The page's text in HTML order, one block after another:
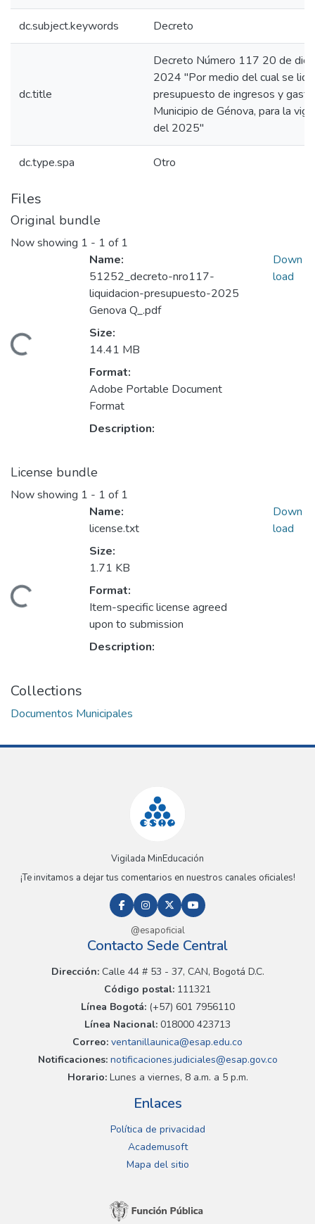
dc.subject.keywords Decreto
dc.title
Decreto Número 117 20 de
2024 "Por medio del cual se
presupuesto de ingresos y
Municipio de Génova, para la
del 2025"
dc.type.spa Otro
Files
Original bundle
Now showing 1 - 1 of 1
Name:
51252_decreto-nro117-
liquidacion-presupuesto-2025
Genova Q_.pdf
Size:
14.41 MB
Format:
Adobe Portable Document
Format
Description:
Down
load
License bundle
Now showing 1 - 1 of 1
Name:
license.txt
Size:
1.71 KB
Format:
Item-specific license agreed
upon to submission
Description:
Down
load
Collections
Documentos Municipales
Vigilada MinEducación
¡Te invitamos a dejar tus comentarios en nuestros canales oficiales!
@esapoficial
Contacto Sede Central
Dirección:Calle 44 # 53 - 37, CAN, Bogotá D.C.
Código postal: 111321
Línea Bogotá:(+57) 601 7956110
Línea Nacional: 018000 423713
Correo: ventanillaunica@esap.edu.co
Notificaciones:notificaciones.judiciales@esap.gov.co
Horario:Lunes a viernes, 8 a.m. a 5 p.m.
Enlaces
Política de privacidad
Academusoft
Mapa del sitio